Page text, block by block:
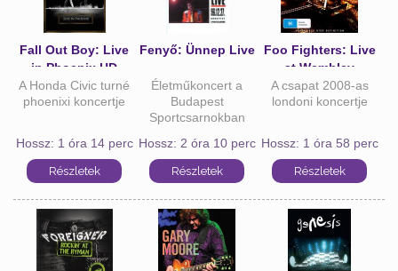
Fall Out Boy: Live
in Phoenix HD
A Honda Civic turné
phoenixi koncertje
Hossz: 1 óra 14 perc
Fenyő: Ünnep Live
Életműkoncert a
Budapest
Sportcsarnokban
Hossz: 2 óra 10 perc
Foo Fighters: Live
at Wembley
Stadium HD
A csapat 2008-as
londoni koncertje
Hossz: 1 óra 58 perc